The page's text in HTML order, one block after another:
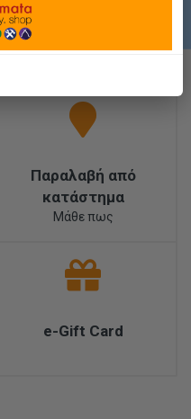
Παραλαβή από
κατάστημα
Μάθε πως
e-Gift Card